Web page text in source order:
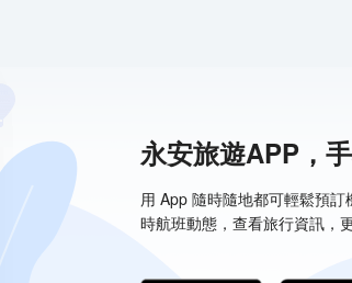
永安旅遊APP，
用 App 隨時隨地都可輕鬆預
時航班動態，查看旅行資訊，